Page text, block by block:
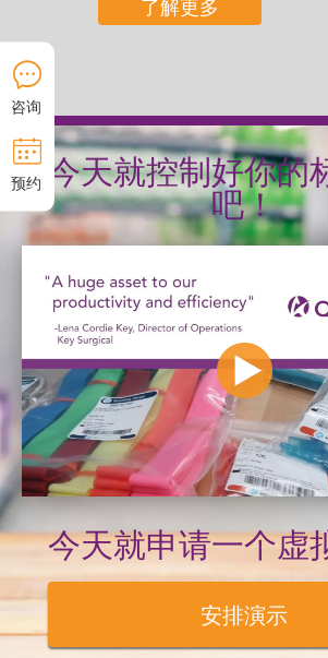
咨询
预约
了解更多
今天就控制好你的
吧！
今天就申请一个虚
安排演示